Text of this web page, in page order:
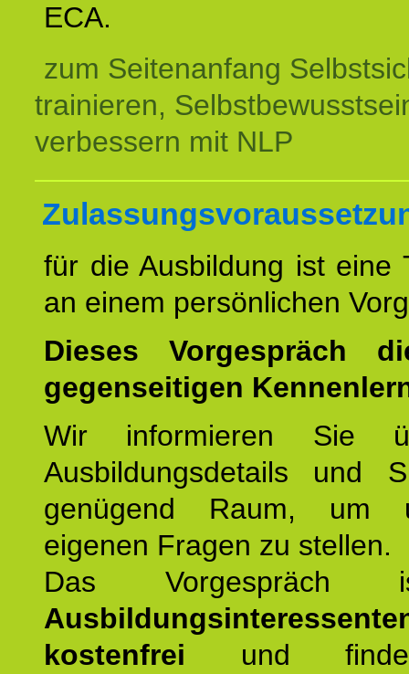
ECA.
zum Seitenanfang
trainieren,
verbessern mit NLP
für die Ausbildung ist eine
an einem persönlichen
Dieses Vorgespräch
gegenseitigen
Wir informieren Sie
Ausbildungsdetails und
genügend Raum, um
eigenen Fragen zu stellen.
Das
kostenfrei und